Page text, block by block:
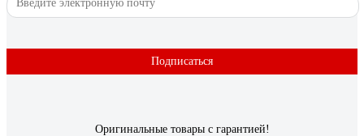
Подписаться
Оригинальные товары с гарантией!